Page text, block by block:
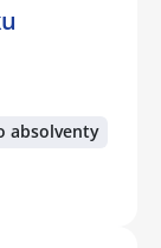
absolventy